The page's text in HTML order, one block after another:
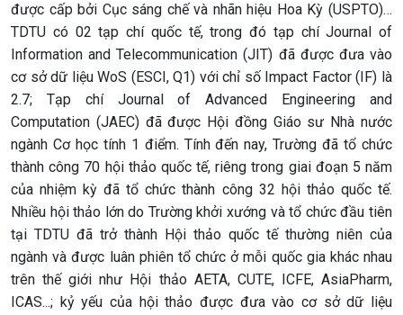
được cấp bởi Cục sáng chế và nhãn hiệu Hoa Kỳ (USPTO)…
TDTU có 02 tạp chí quốc tế, trong đó tạp chí Journal of
Information and Telecommunication (JIT) đã được đưa vào
cơ sở dữ liệu WoS (ESCI, Q1) với chỉ số Impact Factor (IF) là
2.7; Tạp chí Journal of Advanced Engineering and
Computation (JAEC) đã được Hội đồng Giáo sư Nhà nước
ngành Cơ học tính 1 điểm. Tính đến nay, Trường đã tổ chức
thành công 70 hội thảo quốc tế, riêng trong giai đoạn 5 năm
của nhiệm kỳ đã tổ chức thành công 32 hội thảo quốc tế.
Nhiều hội thảo lớn do Trường khởi xướng và tổ chức đầu tiên
tại TDTU đã trở thành Hội thảo quốc tế thường niên của
ngành và được luân phiên tổ chức ở mỗi quốc gia khác nhau
trên thế giới như Hội thảo AETA, CUTE, ICFE, AsiaPharm,
ICAS...; kỷ yếu của hội thảo được đưa vào cơ sở dữ liệu